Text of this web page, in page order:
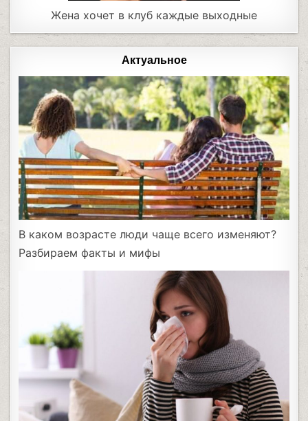
Жена хочет в клуб каждые выходные
Актуальное
В каком возрасте люди чаще всего изменяют?
Разбираем факты и мифы